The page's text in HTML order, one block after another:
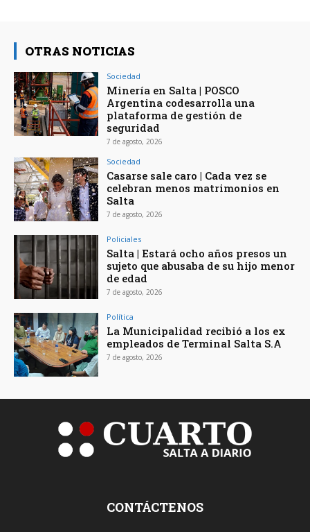
OTRAS NOTICIAS
Sociedad
Minería en Salta | POSCO
Argentina codesarrolla una
plataforma de gestión de
seguridad
7 de agosto, 2026
Sociedad
Casarse sale caro | Cada vez se
celebran menos matrimonios en
Salta
7 de agosto, 2026
Policiales
Salta | Estará ocho años presos un
sujeto que abusaba de su hijo menor
de edad
7 de agosto, 2026
Política
La Municipalidad recibió a los ex
empleados de Terminal Salta S.A
7 de agosto, 2026
CONTÁCTENOS